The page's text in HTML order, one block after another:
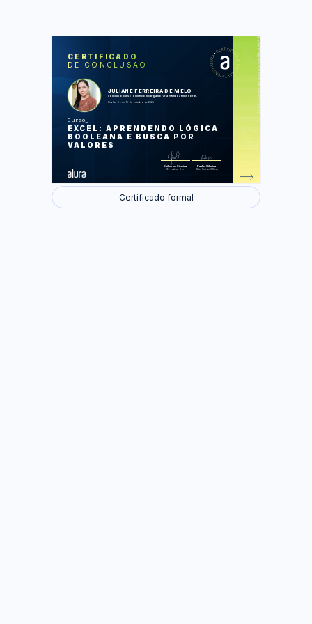
CERTIFICADO
DE CONCLUSÃO
JULIANE FERREIRA DE MELO
concluiu o curso online com carga horária estimada em 8 horas.
Finalizado em 15 de outubro de 2025
Curso
EXCEL: APRENDENDO LÓGICA
BOOLEANA E BUSCA POR
VALORES
Guilherme Silveira
Coordenador
Paulo Silveira
Chief Vision Officer
https://cursos.alura.com.br/certificate/c49d3f67-ee6f-493c-8598-f309c43a47a5
LAS
Funções de pesquisa e referência
Trabalhando com lógica
Certificado formal